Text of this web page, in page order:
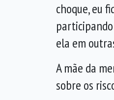
choque, eu
ela em
A mãe da
sobre os